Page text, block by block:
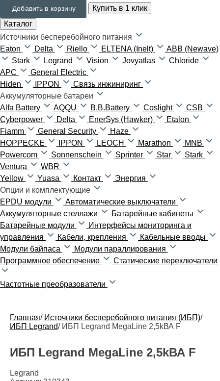
Добавить в корзину
Купить в 1 клик
Каталог
Источники бесперебойного питания
Eaton
Delta Riello ELTENA (Inelt)
ABB (Newave)
Stark
Legrand Vision Jovyatlas
Chloride
APC
General Electric
Hiden
IPPON
Связь инжиниринг
Аккумуляторные батареи
Alfa Battery
AQQU B.B.Battery Coslight
CSB
Cyberpower
Delta EnerSys (Hawker)
Etalon
Fiamm
General Security
Haze
HOPPECKE
IPPON LEOCH Marathon
MNB
Powercom
Sonnenschein Sprinter Star
Stark
Ventura
WBR
Yellow
Yuasa Контакт
Энергия
Опции и комплектующие
EPDU модули
Автоматические выключатели
Аккумуляторные стеллажи
Батарейные кабинеты
Батарейные модули
Интерфейсы мониторинга и
управления
Кабели, крепления
Кабельные вводы
Модули байпаса
Модули параллирования
Программное обеспечение
Статические переключатели
Частотные преобразователи
Главная/ Источники бесперебойного питания (ИБП)/
ИБП Legrand/ ИБП Legrand MegaLine 2,5kВА F
ИБП Legrand MegaLine 2,5kВА F
Legrand